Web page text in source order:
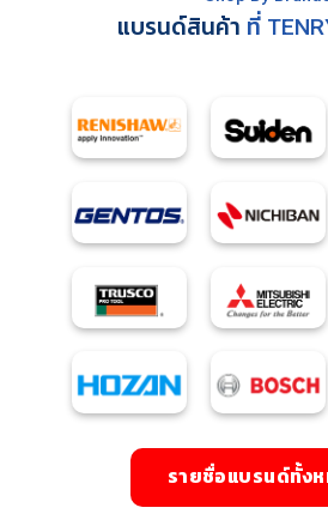
แบรนด์สินค้า ที่
รายชื่อแบรนด์ทั้ง